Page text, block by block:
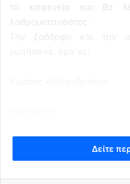
τα καφενεία και θα
λαθρομετανάστες:
Δείτε